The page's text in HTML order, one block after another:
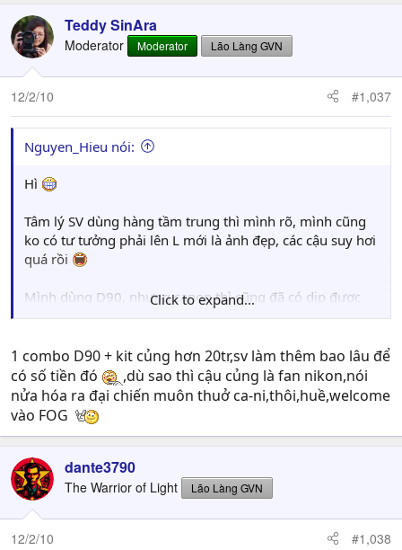
Teddy SinAra
Moderator Moderator Lão Làng GVN
12/2/10 #1,037
Nguyen_Hieu nói:
Hì
Tâm lý SV dùng hàng tầm trung thì mình rõ, mình cũng
ko có tư tưởng phải lên L mới là ảnh đẹp, các cậu suy hơi
quá rồi
Mình dùng D90, nhưng canon thì cũng đã có dịp được
chụp qua 30D, 40D, 5D mark II và 1D mark III, cũng đã
Mình nghĩ là bạn nào đã có dịp chụp và kiểm nghiệm thì
sẽ thấy rõ sự khác biệt, kit canon có những lúc khép khẩu
F9 vẫn bị ảnh soft chứ so thế nào được với L.
Nếu chụp streetlife và đề cao tính chất khoảnh khắc thì
các lens tầm dưới ko đáp ứng được yêu cầu ảnh về sau,
trong khi bên Nikon thì các lens ngon giá hữu nghị hơn,
ngay kit của nikon cho ảnh cũng hơn kit canon, ý mình là
như vậy
Click to expand...
1 combo D90 + kit củng hơn 20tr,sv làm thêm bao lâu để
có số tiền đó
,dù sao thì cậu củng là fan nikon,nói
nửa hóa ra đại chiến muôn thuở ca-ni,thôi,huề,welcome
vào FOG
dante3790
The Warrior of Light Lão Làng GVN
12/2/10 #1,038